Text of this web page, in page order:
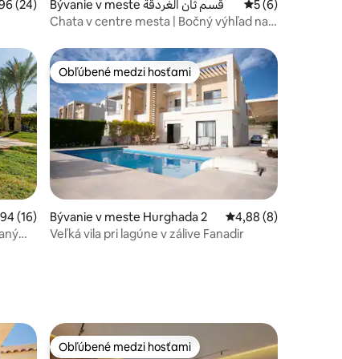
ohodnotenie 4,96 z 5, počet hodnotení: 24
(24)
Bývanie v meste قسم ثان الغردقة Priemerné
5 (6)
Chata v centre mesta | Bočný výhľad na
4
ohodnotenie 4,94 z 5, počet hodnotení: 16
(16)
Obľúbené medzi hosťami
Obľúbené medzi hosťami
Bývanie v meste Hurghada 2 Priemerné
4,88 (8)
Veľká vila pri lagúne v zálive Fanadir
Obľúbené medzi hosťami
Obľúbené medzi hosťami